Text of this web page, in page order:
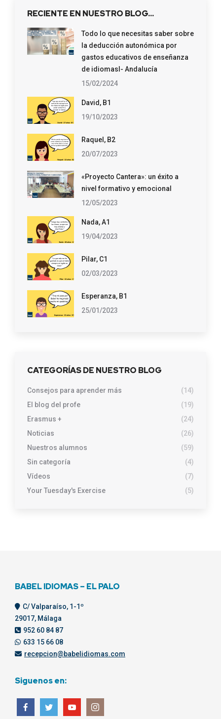
RECIENTE EN NUESTRO BLOG…
Todo lo que necesitas saber sobre
la deducción autonómica por
gastos educativos de enseñanza
de idiomasl- Andalucía
15/02/2024
David, B1
19/10/2023
Raquel, B2
20/07/2023
«Proyecto Cantera»: un éxito a
nivel formativo y emocional
12/05/2023
Nada, A1
19/04/2023
Pilar, C1
02/03/2023
Esperanza, B1
25/01/2023
CATEGORÍAS DE NUESTRO BLOG
Consejos para aprender más
(14)
El blog del profe
(19)
Erasmus +
(24)
Noticias
(26)
Nuestros alumnos
(59)
Sin categoría
(4)
Vídeos
(7)
Your Tuesday's Exercise
(5)
BABEL IDIOMAS – EL PALO
C/ Valparaíso, 1-1º
29017, Málaga
952 60 84 87
633 15 66 08
recepcion@babelidiomas.com
Siguenos en: